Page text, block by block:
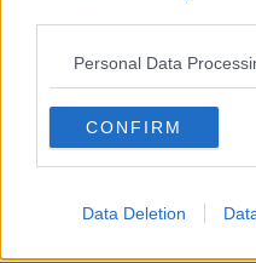
Personal Data
CONFIRM
Data Deletion
Il sindaco ha firmato anche
contingibile e urgente, la
private di ogni ordine e grado
(nidi e spazio gioco) comunali
dell'infanzia per la giornata del
modo che possano essere